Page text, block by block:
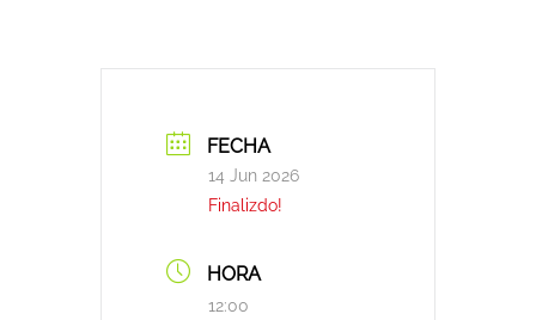
FECHA
14 Jun 2026
Finalizdo!
HORA
12:00